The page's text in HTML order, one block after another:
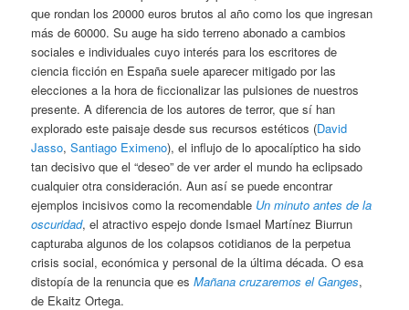
que rondan los 20000 euros brutos al año como los que ingresan
más de 60000. Su auge ha sido terreno abonado a cambios
sociales e individuales cuyo interés para los escritores de
ciencia ficción en España suele aparecer mitigado por las
elecciones a la hora de ficcionalizar las pulsiones de nuestros
presente. A diferencia de los autores de terror, que sí han
explorado este paisaje desde sus recursos estéticos (David
Jasso,Santiago Eximeno), el influjo de lo apocalíptico ha sido
tan decisivo que el “deseo” de ver arder el mundo ha eclipsado
cualquier otra consideración. Aun así se puede encontrar
ejemplos incisivos como la recomendable Un minuto antes de la
oscuridad, el atractivo espejo donde Ismael Martínez Biurrun
capturaba algunos de los colapsos cotidianos de la perpetua
crisis social, económica y personal de la última década. O esa
distopía de la renuncia que esMañana cruzaremos el Ganges,
de Ekaitz Ortega.